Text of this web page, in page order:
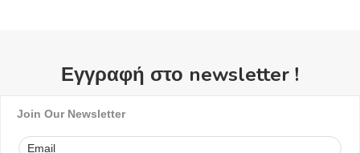
Εγγραφή στο newsletter !
Join Our Newsletter